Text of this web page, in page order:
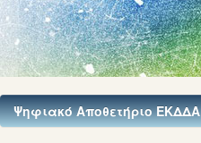
Ψηφιακό Αποθετήριο ΕΚΔΔΑ